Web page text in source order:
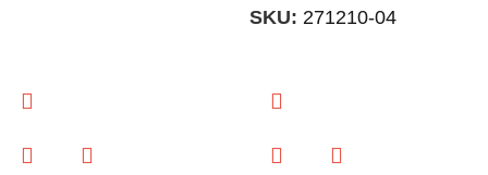
SKU: 271210-04